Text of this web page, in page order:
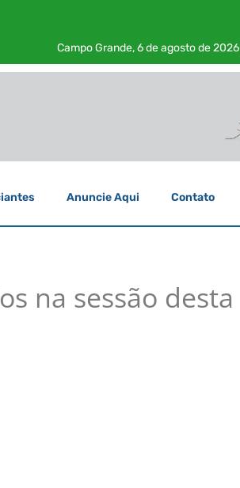
Campo Grande, 6 de agosto de 2026
Anuncie Aqui Contato
na sessão desta